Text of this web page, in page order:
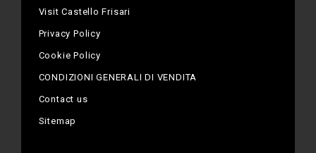
Visit Castello Frisari
Privacy Policy
Cookie Policy
CONDIZIONI GENERALI DI VENDITA
Contact us
Sitemap